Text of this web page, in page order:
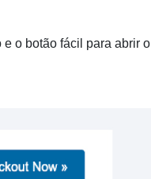
e o botão fácil para abrir o